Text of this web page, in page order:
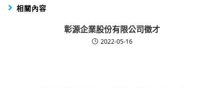
相關內容
彰源企業股份有限公司徵才
2022-05-16